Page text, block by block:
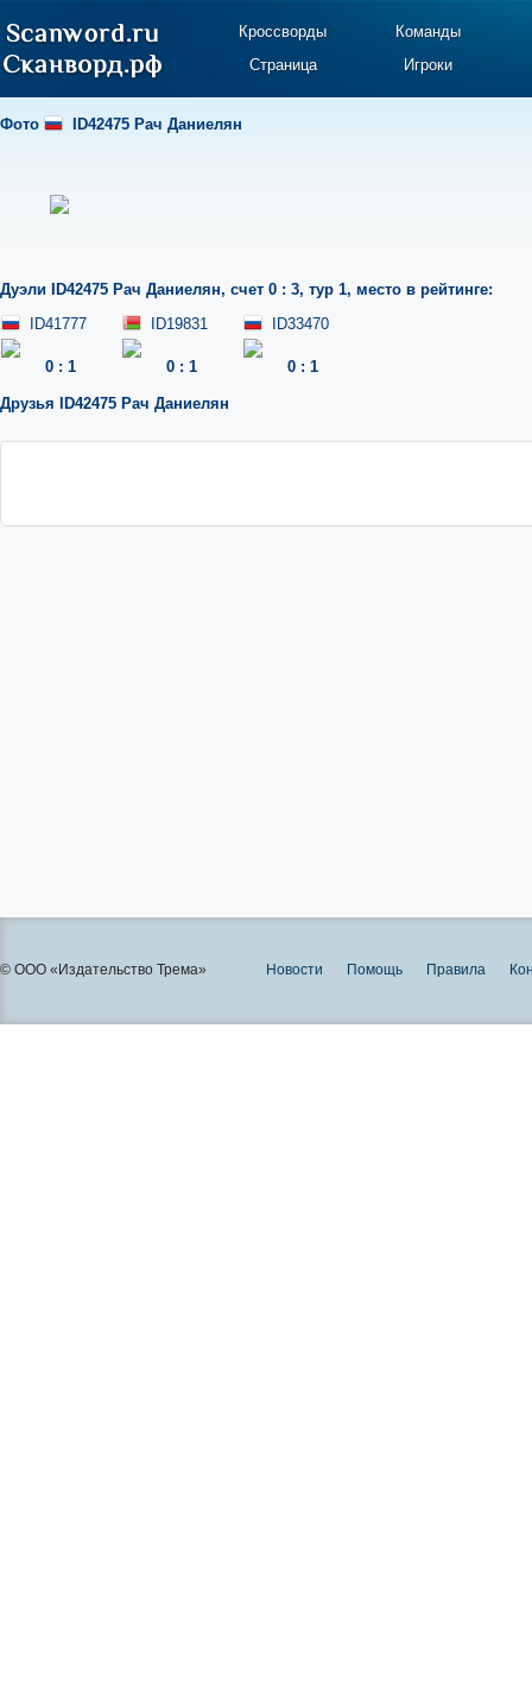
Кроссворды
Команды
Страница
Игроки
Фото ID42475 Рач Даниелян
Дуэли ID42475 Рач Даниелян, счет 0 : 3, тур 1, место в рейтинге:
ID41777
0 : 1
ID19831
0 : 1
ID33470
0 : 1
Друзья ID42475 Рач Даниелян
© ООО «Издательство Трема» Новости Помощь Правила